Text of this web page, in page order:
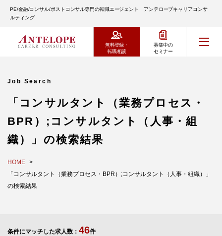
PE/金融/コンサル/ポストコンサル専門の転職エージェント アンテロープキャリアコンサ
ルティング
無料登録・
転職相談
募集中の
セミナー
Job Search
「コンサルタント（業務プロセス・
BPR）;コンサルタント（人事・組
織）」の検索結果
HOME
「コンサルタント（業務プロセス・BPR）;コンサルタント（人事・組織）」
の検索結果
条件にマッチした求人数： 46件